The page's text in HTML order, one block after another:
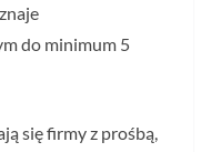
do minimum 5
się firmy z prośbą,